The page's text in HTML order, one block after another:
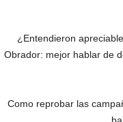
¿Entendieron
Obrador: mejor hablar de
Como reprobar las